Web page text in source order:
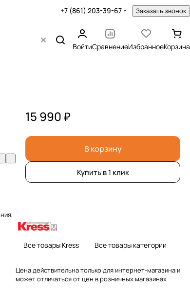
+7 (861) 203-39-67 Заказать звонок
ВойтиСравнениеИзбранноеКорзина
15 990 ₽
В корзину
Купить в 1 клик
Все товары Kress Все товары категории
Цена действительна только для интернет-магазина и
может отличаться от цен в розничных магазинах